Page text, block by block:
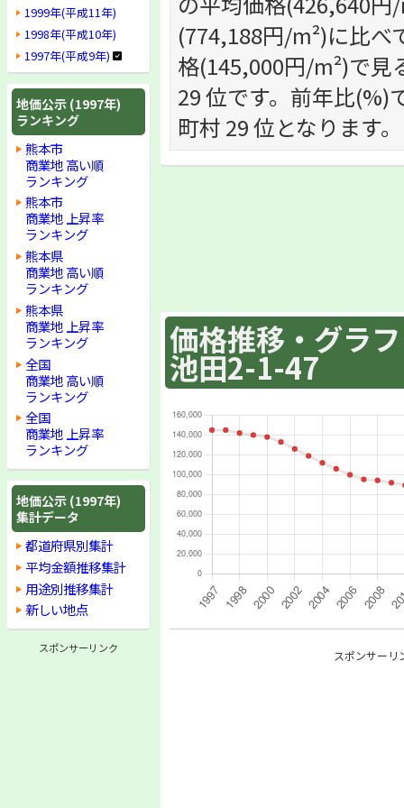
(774,188円/m²)に比べ
格(145,000円/m²)で見
29 位です。前年比(%)
町村 29 位となります。
価格推移・グラ
池田2-1-47
スポンサーリ
1999年(平成11年)
1998年(平成10年)
1997年(平成9年)
地価公示 (1997年)
ランキング
熊本市
商業地 高い順
ランキング
熊本市
商業地 上昇率
ランキング
熊本県
商業地 高い順
ランキング
熊本県
商業地 上昇率
ランキング
全国
商業地 高い順
ランキング
全国
商業地 上昇率
ランキング
地価公示 (1997年)
集計データ
都道府県別集計
平均金額推移集計
用途別推移集計
新しい地点
スポンサーリンク